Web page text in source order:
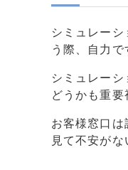
シミュレー
う際、自力で
シミュレー
どうかも重要
お客様窓口
見て不安がな